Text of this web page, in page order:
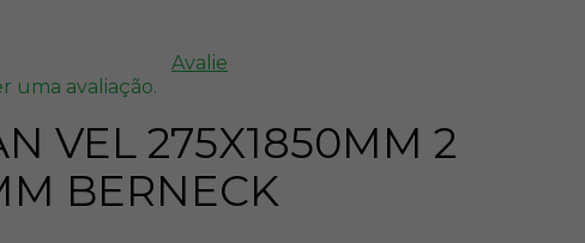
uma avaliação.
Avalie
VEL 275X1850MM 2
BERNECK